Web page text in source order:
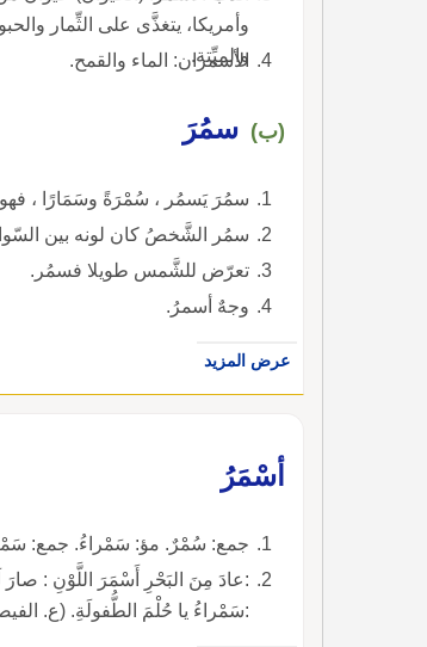
وأمريكا، يتغذَّى على الثِّمار
والميِّتة.
الأسمران: الماء والقمح.
(ب) سمُرَ
سمُرَ يَسمُر ، سُمْرَةً وسَمَارًا ،
سمُر الشَّخصُ كان لونه بين
تعرّض للشَّمس طويلا فسمُر.
وجهٌ أسمرُ.
عرض المزيد
أسْمَرُ
جمع: سُمْرٌ. مؤ: سَمْراءُ. جمع:
:عادَ مِنَ البَحْرِ أَسْمَرَ اللَّوْنِ : صارَ
:سَمْراءُ يا حُلْمَ الطُّفولَةِ. (ع.